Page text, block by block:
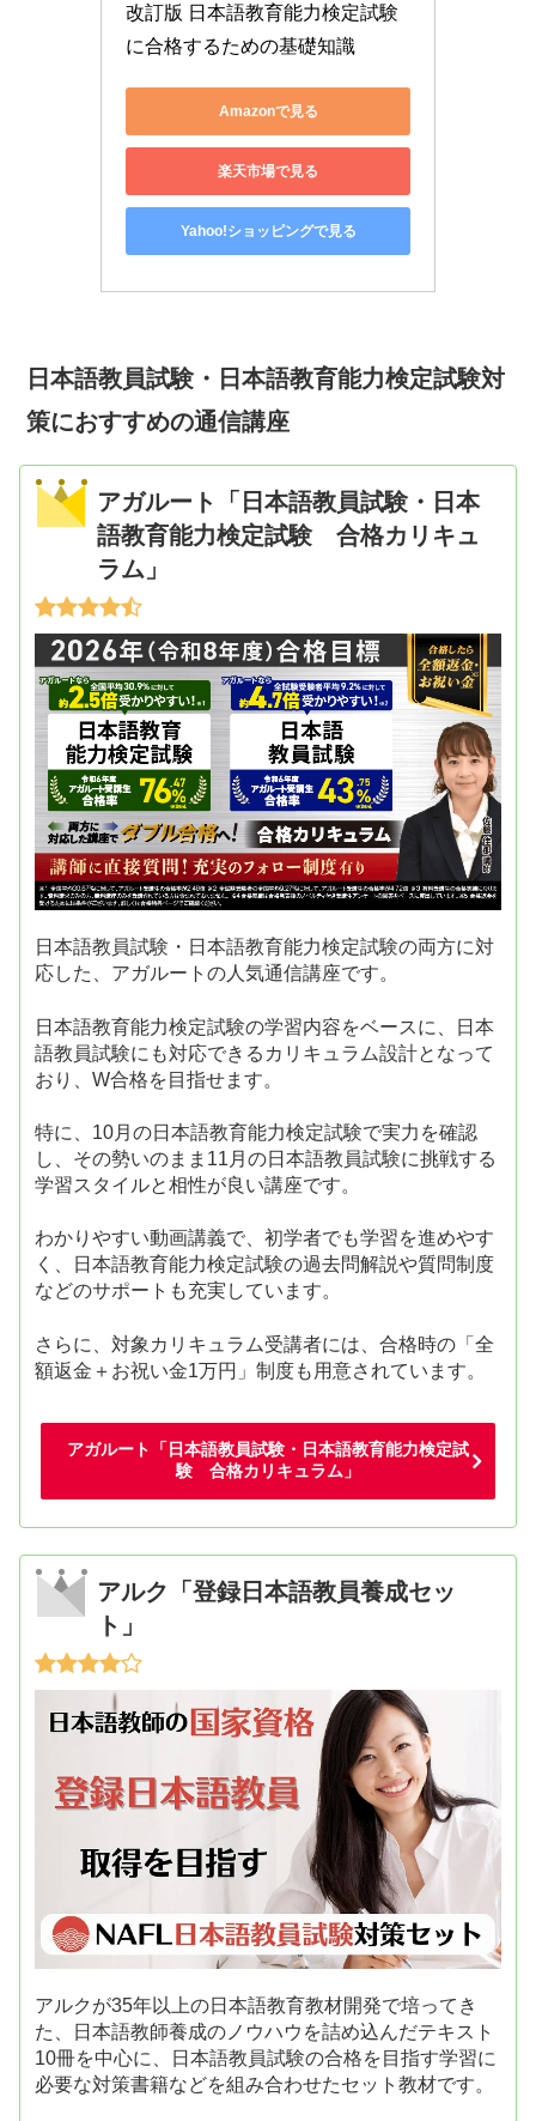
改訂版 日本語教育能力検定試験
に合格するための基礎知識
Amazonで見る
楽天市場で見る
Yahoo!ショッピングで見る
日本語教員試験・日本語教育能力検定試験対
策におすすめの通信講座
アガルート「日本語教員試験・日本
語教育能力検定試験 合格カリキュ
ラム」
日本語教員試験・日本語教育能力検定試験の両方に対
応した、アガルートの人気通信講座です。
日本語教育能力検定試験の学習内容をベースに、日本
語教員試験にも対応できるカリキュラム設計となって
おり、W合格を目指せます。
特に、10月の日本語教育能力検定試験で実力を確認
し、その勢いのまま11月の日本語教員試験に挑戦する
学習スタイルと相性が良い講座です。
わかりやすい動画講義で、初学者でも学習を進めやす
く、日本語教育能力検定試験の過去問解説や質問制度
などのサポートも充実しています。
さらに、対象カリキュラム受講者には、合格時の「全
額返金＋お祝い金1万円」制度も用意されています。
アガルート「日本語教員試験・日本語教育能力検定試
験 合格カリキュラム」
アルク「登録日本語教員養成セッ
ト」
アルクが35年以上の日本語教育教材開発で培ってき
た、日本語教師養成のノウハウを詰め込んだテキスト
10冊を中心に、日本語教員試験の合格を目指す学習に
必要な対策書籍などを組み合わせたセット教材です。